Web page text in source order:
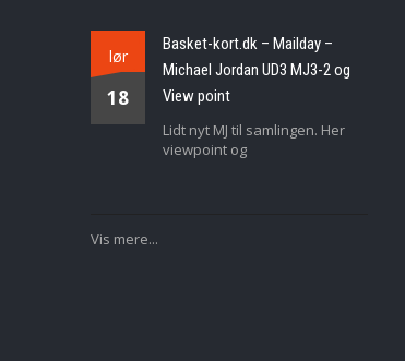
lør
18
Basket-kort.dk – Mailday –
Michael Jordan UD3 MJ3-2 og
View point
Lidt nyt MJ til samlingen. Her
viewpoint og
Vis mere...